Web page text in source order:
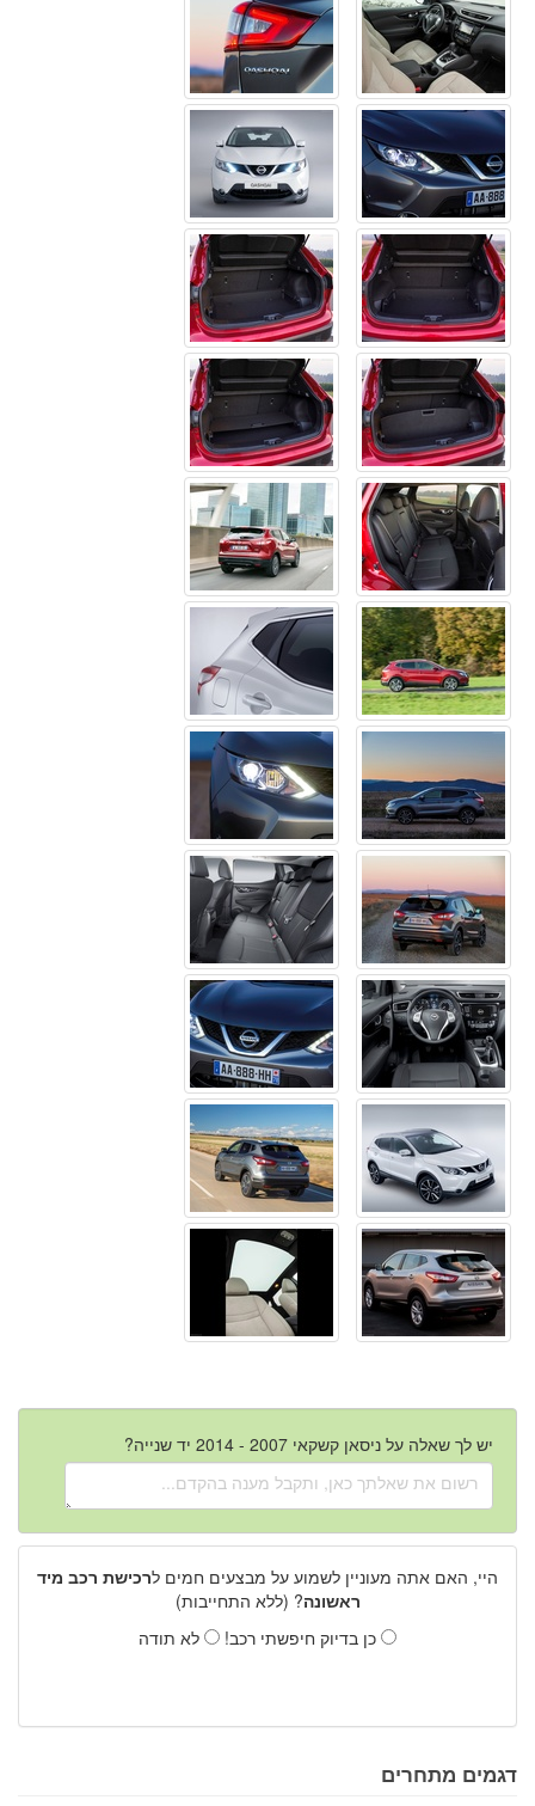
יש לך שאלה על ניסאן קשקאי 2007 - 2014 יד שנייה?
היי, האם אתה מעוניין לשמוע על מבצעים חמים לרכישת רכב מיד
ראשונה? (ללא התחייבות)
כן בדיוק חיפשתי רכב!
לא תודה
דגמים מתחרים